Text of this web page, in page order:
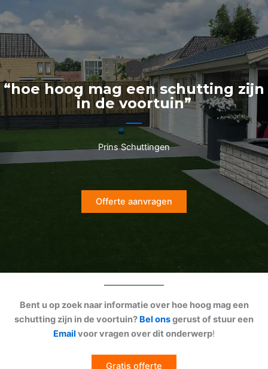
naar
de
inhoud
“hoe hoog mag een schutting zijn
in de voortuin”
Prins Schuttingen
Offerte aanvragen
Bent u op zoek naar informatie over hoe hoog mag een
schutting zijn in de voortuin? Bel onsgerust of stuur een
Email voor vragen over dit onderwerp!
Gratis offerte